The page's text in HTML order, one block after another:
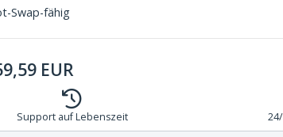
Swap-fähig
EUR
Support auf Lebenszeit